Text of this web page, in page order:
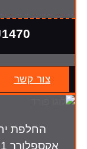
₪1470 +
צור קשר
אקספלורר 2011 (ללא התקנה)